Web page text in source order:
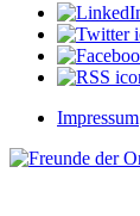
Bundeskanzlerin
Stabilitätspakts
Impressum